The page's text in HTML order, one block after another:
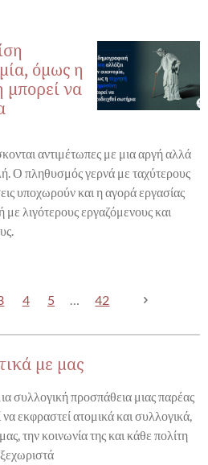
όμως η
μπορεί να
αντιμέτωπες με μια αργή αλλά
Ο πληθυσμός γερνά με ταχύτερους
υποχωρούν και η αγορά εργασίας
με λιγότερους εργαζόμενους και
4 5 42
με μας
συλλογική προσπάθεια μιας παρέας
εκφραστεί ατομικά και συλλογικά,
την κοινωνία της και κάθε πολίτη
ξεχωριστά